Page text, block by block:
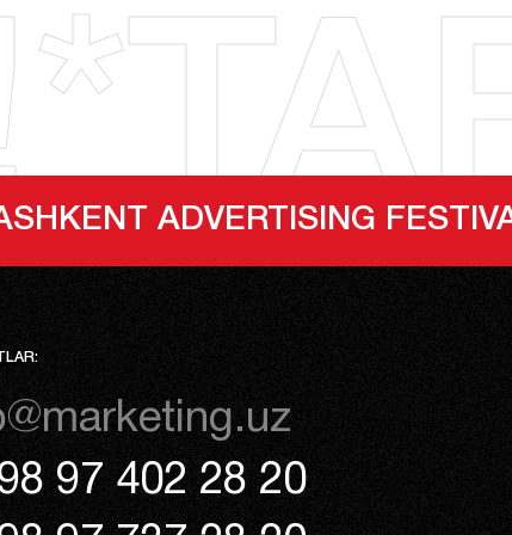
FESTIVAL
97 402 28 20